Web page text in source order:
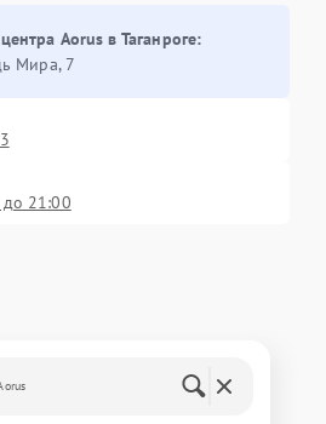
Aorus в Таганроге:
Мира, 7
21:00